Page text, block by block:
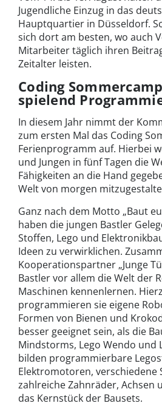
Jugendliche Einzug in das
Hauptquartier in Düsseldorf.
sich dort am besten, wo auch
Mitarbeiter täglich ihren
Zeitalter leisten.
Coding
spielend
In diesem Jahr nimmt der
zum ersten Mal das Coding
Ferienprogramm auf. Hierbei
und Jungen in fünf Tagen die
Fähigkeiten an die Hand
Welt von morgen
Ganz nach dem Motto „Baut
haben die jungen Bastler
Stoffen, Lego und
Ideen zu verwirklichen.
Kooperationspartner „Junge
Bastler vor allem die Welt der
Maschinen kennenlernen.
programmieren sie eigene
Formen von Bienen und
besser geeignet sein, als die
Mindstorms, Lego Wendo und
bilden programmierbare
Elektromotoren, verschiedene
zahlreiche Zahnräder, Achsen
das Kernstück der Bausets.